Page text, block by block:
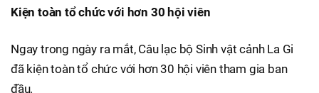
Kiện toàn tổ chức với hơn 30 hội viên
Ngay trong ngày ra mắt, Câu lạc bộ Sinh vật cảnh La Gi
đã kiện toàn tổ chức với hơn 30 hội viên tham gia ban
đầu.